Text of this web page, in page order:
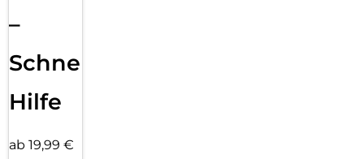
–
Schnelle
Hilfe
ab 19,99 €